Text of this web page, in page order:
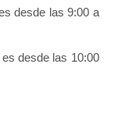
desde las 9:00 a
desde las 10:00